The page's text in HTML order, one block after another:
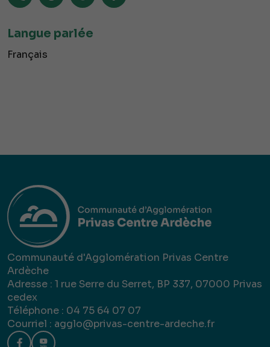
Langue parlée
Français
Communauté d'Agglomération Privas Centre
Ardèche
Adresse : 1 rue Serre du Serret, BP 337, 07000 Privas
cedex
Téléphone : 04 75 64 07 07
Courriel : agglo@privas-centre-ardeche.fr